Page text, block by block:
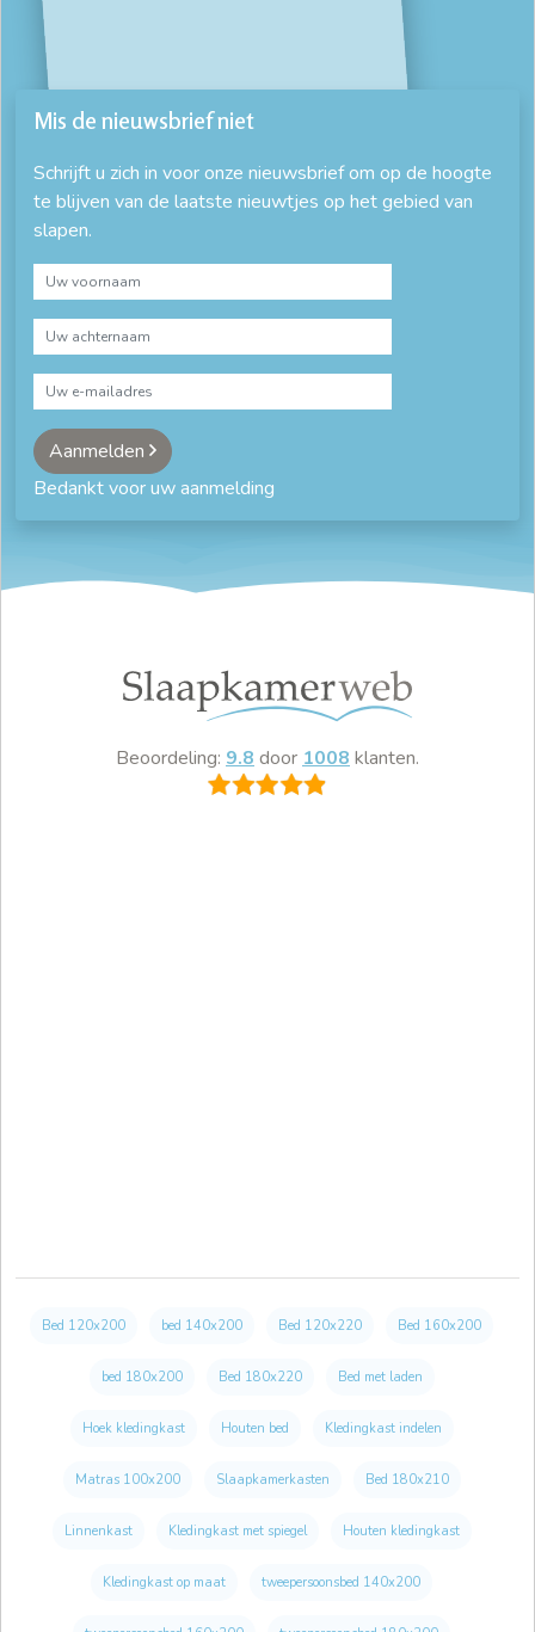
Mis de nieuwsbrief niet
Schrijft u zich in voor onze nieuwsbrief om op de hoogte
te blijven van de laatste nieuwtjes op het gebied van
slapen.
Aanmelden
Bedankt voor uw aanmelding
Beoordeling: 9.8 door 1008 klanten.
Bed 120x200 bed 140x200 Bed 120x220 Bed 160x200
bed 180x200 Bed 180x220 Bed met laden
Hoek kledingkast Houten bed Kledingkast indelen
Matras 100x200 Slaapkamerkasten Bed 180x210
Linnenkast Kledingkast met spiegel Houten kledingkast
Kledingkast op maat tweepersoonsbed 140x200